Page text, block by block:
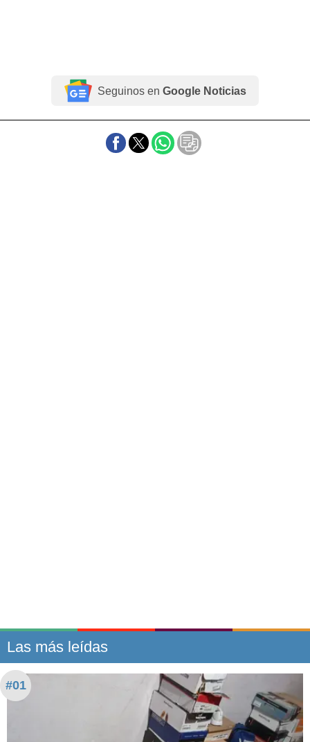
Seguinos en Google Noticias
Las más leídas
#01